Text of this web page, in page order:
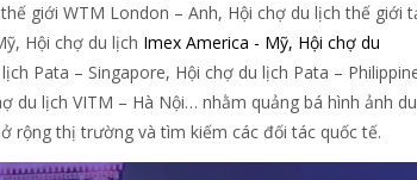
giới WTM London – Anh, Hội chợ du lịch thế giới
Hội chợ du lịch Imex America - Mỹ, Hội chợ du
Pata – Singapore, Hội chợ du lịch Pata –
du lịch VITM – Hà Nội… nhằm quảng bá hình ảnh
rộng thị trường và tìm kiếm các đối tác quốc tế.